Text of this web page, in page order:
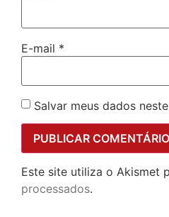
E-mail *
Salvar meus dados
Este site utiliza o Akismet
processados.